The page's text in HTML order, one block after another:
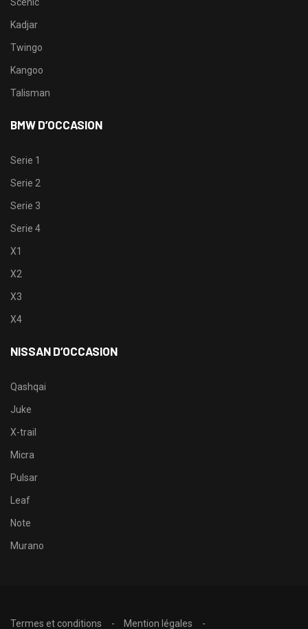
Scenic
Kadjar
Twingo
Kangoo
Talisman
BMW D’OCCASION
Serie 1
Serie 2
Serie 3
Serie 4
X1
X2
X3
X4
NISSAN D’OCCASION
Qashqai
Juke
X-trail
Micra
Pulsar
Leaf
Note
Murano
Termes et conditions Mention légales